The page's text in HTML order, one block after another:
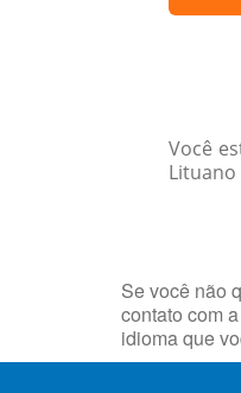
Você
Se você não
contato com
idioma que